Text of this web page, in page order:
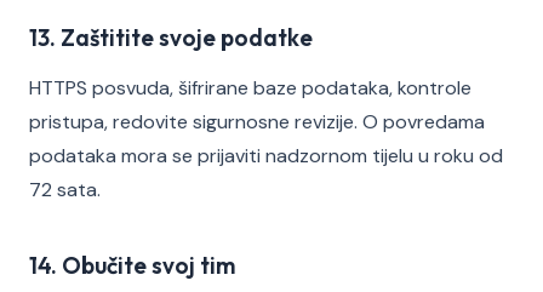
13. Zaštitite svoje podatke
HTTPS posvuda, šifrirane baze podataka, kontrole
pristupa, redovite sigurnosne revizije. O povredama
podataka mora se prijaviti nadzornom tijelu u roku od
72 sata.
14. Obučite svoj tim